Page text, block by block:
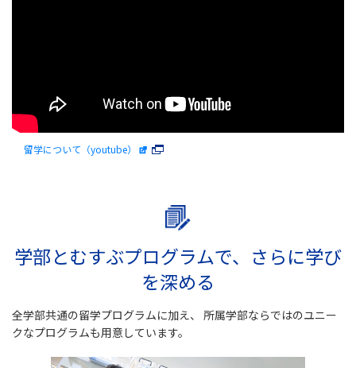
留学について（youtube）
学部とむすぶプログラムで、さらに学び
を深める
全学部共通の留学プログラムに加え、 所属学部ならではのユニー
クなプログラムも用意しています。